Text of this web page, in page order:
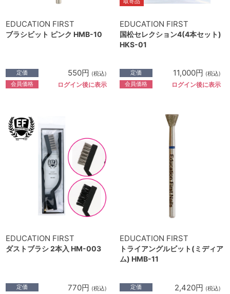
EDUCATION FIRST
ブラシビット ピンク HMB-10
定価 550円 (税込)
会員価格 ログイン後に表示
EDUCATION FIRST
国松セレクション4(4本セット)
HKS-01
定価 11,000円 (税込)
会員価格 ログイン後に表示
EDUCATION FIRST
ダストブラシ 2本入 HM-003
定価 770円 (税込)
EDUCATION FIRST
トライアングルビット(ミディア
ム) HMB-11
定価 2,420円 (税込)